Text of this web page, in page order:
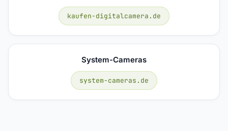
kaufen-digitalcamera.de
System-Cameras
system-cameras.de